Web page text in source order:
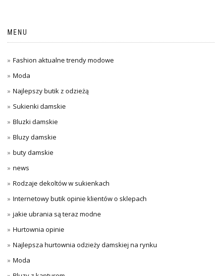
MENU
Fashion aktualne trendy modowe
Moda
Najlepszy butik z odzieżą
Sukienki damskie
Bluzki damskie
Bluzy damskie
buty damskie
news
Rodzaje dekoltów w sukienkach
Internetowy butik opinie klientów o sklepach
jakie ubrania są teraz modne
Hurtownia opinie
Najlepsza hurtownia odzieży damskiej na rynku
Moda